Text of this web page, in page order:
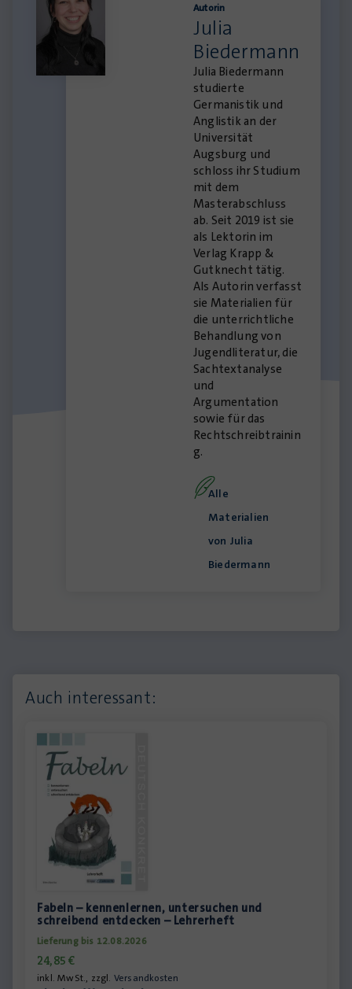
Autorin
Julia
Biedermann
Julia Biedermann
studierte
Germanistik und
Anglistik an der
Universität
Augsburg und
schloss ihr Studium
mit dem
Masterabschluss
ab. Seit 2019 ist sie
als Lektorin im
Verlag Krapp &
Gutknecht tätig.
Als Autorin verfasst
sie Materialien für
die unterrichtliche
Behandlung von
Jugendliteratur, die
Sachtextanalyse
und
Argumentation
sowie für das
Rechtschreibtrainin
g.
Alle
Materialien
von Julia
Biedermann
Auch interessant:
Fabeln – kennenlernen, untersuchen und
schreibend entdecken – Lehrerheft
Lieferung bis 12.08.2026
24,85€
inkl. MwSt., zzgl. Versandkosten